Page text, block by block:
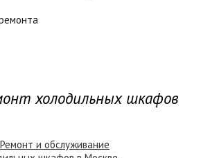
холодильных шкафов